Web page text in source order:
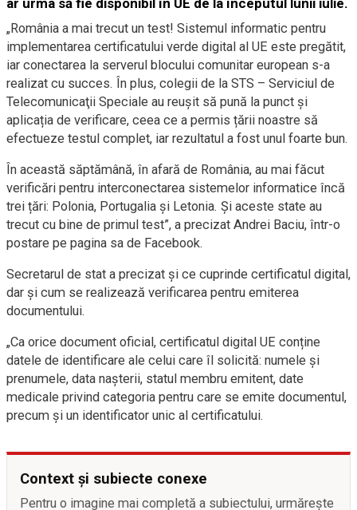
„România a mai trecut un test! Sistemul informatic pentru
implementarea certificatului verde digital al UE este pregătit,
iar conectarea la serverul blocului comunitar european s-a
realizat cu succes. În plus, colegii de la STS – Serviciul de
Telecomunicaţii Speciale au reușit să pună la punct și
aplicația de verificare, ceea ce a permis țării noastre să
efectueze testul complet, iar rezultatul a fost unul foarte bun.
În această săptămână, în afară de România, au mai făcut
verificări pentru interconectarea sistemelor informatice încă
trei țări: Polonia, Portugalia și Letonia. Și aceste state au
trecut cu bine de primul test”, a precizat Andrei Baciu, într-o
postare pe pagina sa de Facebook.
Secretarul de stat a precizat și ce cuprinde certificatul digital,
dar și cum se realizează verificarea pentru emiterea
documentului.
„Ca orice document oficial, certificatul digital UE conține
datele de identificare ale celui care îl solicită: numele și
prenumele, data nașterii, statul membru emitent, date
medicale privind categoria pentru care se emite documentul,
precum și un identificator unic al certificatului.
Context și subiecte conexe
Pentru o imagine mai completă a subiectului, urmărește